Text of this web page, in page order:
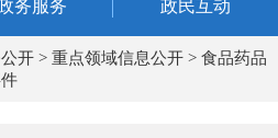
务服务 政民互动
开 > 重点领域信息公开 > 食品药品